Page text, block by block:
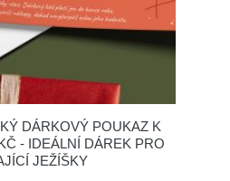
DÁRKOVÝ POUKAZ K
- IDEÁLNÍ DÁREK PRO
JEŽÍŠKY